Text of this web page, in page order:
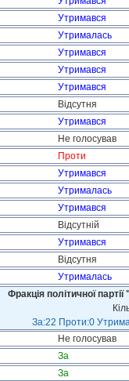
Утримався
Утрималась
Утримався
Утримався
Утримався
Відсутня
Утримався
Не голосував
Проти
Утримався
Утрималась
Утримався
Відсутній
Утримався
Відсутня
Утрималась
Фракція політичної
За:22 Проти:0
Не голосував
За
За